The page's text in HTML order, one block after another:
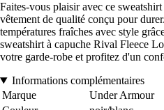
Faites-vous plaisir avec ce
vêtement de qualité conçu pour
températures fraîches avec style
sweatshirt à capuche Rival Fleece
votre garde-robe et profitez d'un
Informations complémentaires
Marque
Under Armour